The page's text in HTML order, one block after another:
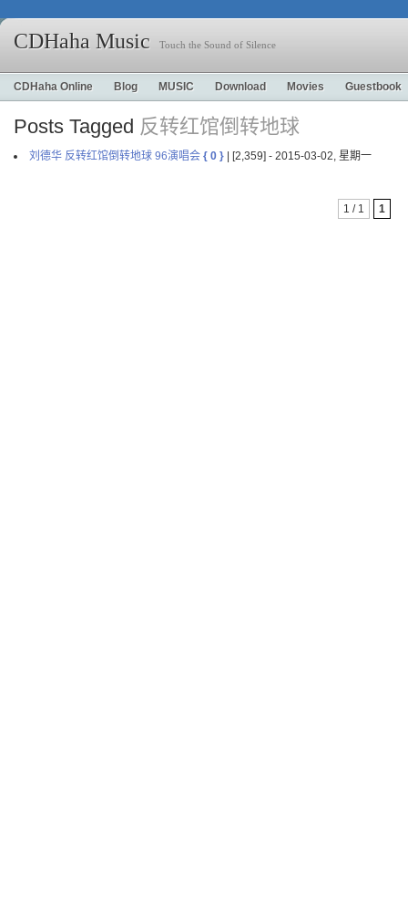
CDHaha Music Touch the Sound of Silence
CDHaha Online Blog MUSIC Download Movies Guestbook
Posts Tagged 反转红馆倒转地球
刘德华 反转红馆倒转地球 96演唱会 { 0 } | [2,359] - 2015-03-02, 星期一
1 / 1 1